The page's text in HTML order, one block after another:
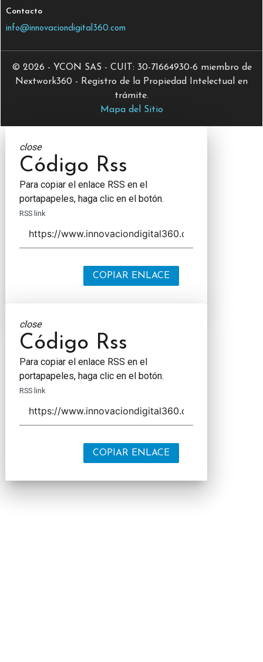
Contacto
info@innovaciondigital360.com
© 2026 - YCON SAS - CUIT: 30-71664930-6 miembro de
Nextwork360 - Registro de la Propiedad Intelectual en
trámite.
Mapa del Sitio
close
Código Rss
Para copiar el enlace RSS en el
portapapeles, haga clic en el botón.
RSS link
COPIAR ENLACE
close
Código Rss
Para copiar el enlace RSS en el
portapapeles, haga clic en el botón.
RSS link
COPIAR ENLACE